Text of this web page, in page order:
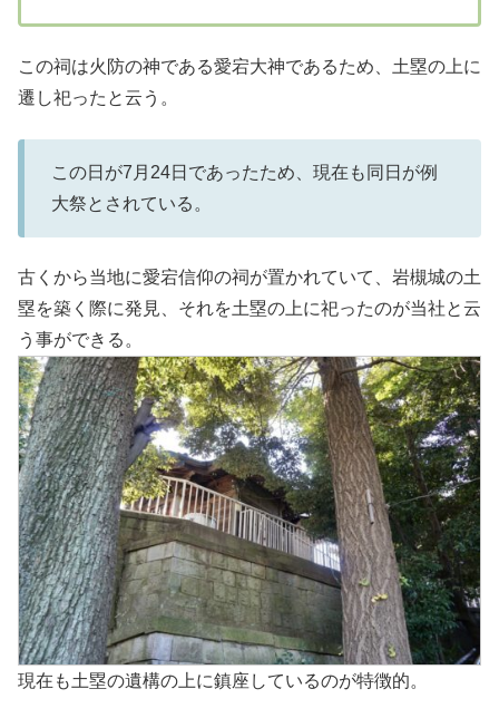
この祠は火防の神である愛宕大神であるため、土塁の上に
遷し祀ったと云う。
この日が7月24日であったため、現在も同日が例
大祭とされている。
古くから当地に愛宕信仰の祠が置かれていて、岩槻城の土
塁を築く際に発見、それを土塁の上に祀ったのが当社と云
う事ができる。
現在も土塁の遺構の上に鎮座しているのが特徴的。